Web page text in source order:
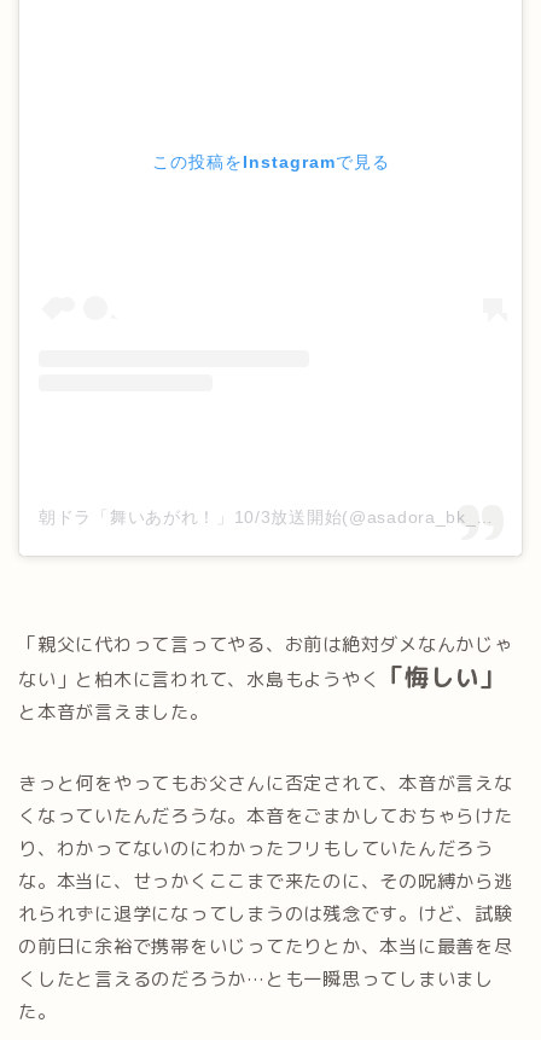
この投稿をInstagramで見る
「親父に代わって言ってやる、お前は絶対ダメなんかじゃ
ない」と柏木に言われて、水島もようやく
「悔しい」
と本音が言えました。
きっと何をやってもお父さんに否定されて、本音が言えな
くなっていたんだろうな。本音をごまかしておちゃらけた
り、わかってないのにわかったフリもしていたんだろう
な。本当に、せっかくここまで来たのに、その呪縛から逃
れられずに退学になってしまうのは残念です。けど、試験
の前日に余裕で携帯をいじってたりとか、本当に最善を尽
くしたと言えるのだろうか…とも一瞬思ってしまいまし
た。